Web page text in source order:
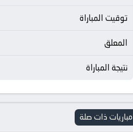
توقيت المباراة
المعلق
نتيجة المباراة
مباريات ذات صلة